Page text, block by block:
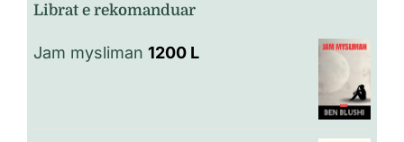
Librat e rekomanduar
Jam mysliman 1200 L